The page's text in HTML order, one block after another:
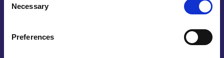
Selection
Necessary
Preferences
op onze website de verschillende specificaties.